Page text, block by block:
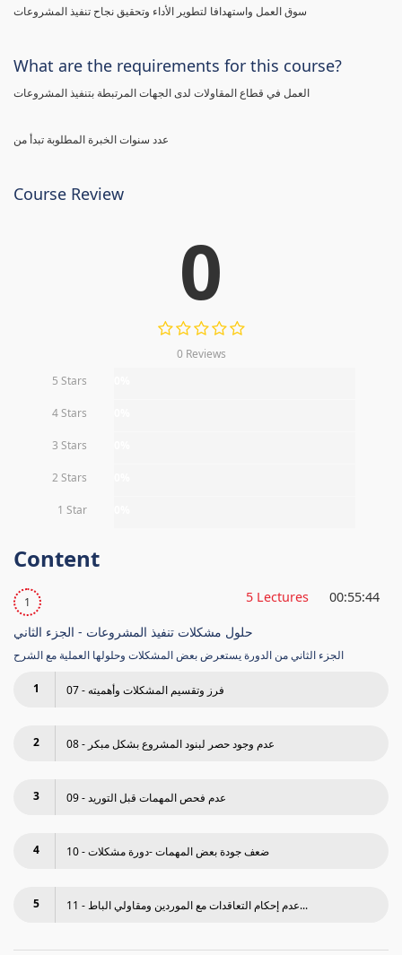
سوق العمل واستهدافا لتطوير الأداء وتحقيق نجاح تنفيذ المشروعات
What are the requirements for this course?
عدد سنوات الخبرة المطلوبة تبدأ من
Course Review
0
0 Reviews
5 Stars
4 Stars
3 Stars
2 Stars
1 Star
Content
1 5 Lectures 00:55:44
حلول مشكلات تنفيذ المشروعات - الجزء الثاني
الجزء الثاني من الدورة يستعرض بعض المشكلات وحلولها العملية مع الشرح
1 07 - فرز وتقسيم المشكلات وأهميته
2 08 - عدم وجود حصر لبنود المشروع بشكل مبكر
3 09 - عدم فحص المھمات قبل التوريد
4 10 - ضعف جودة بعض المھمات -دورة مشكلات
5 11 - عدم إحكام التعاقدات مع الموردين ومقاولي الباط...